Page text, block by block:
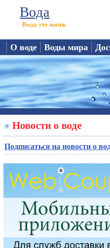
Вода
Вода это жизнь
О воде Воды мира
Новости о воде
Подписаться на новости о